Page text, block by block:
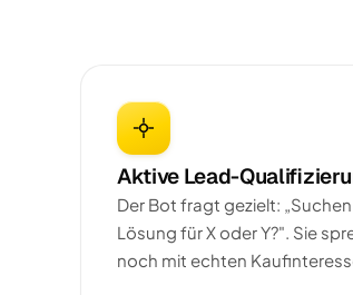
Aktive Lead-
Der Bot fragt gezielt:
Lösung für X oder Y?". Sie
noch mit echten